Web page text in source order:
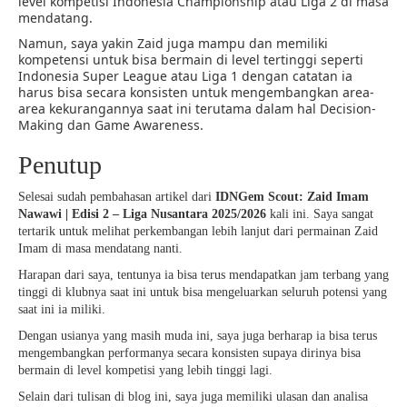
mendatang.
Namun, saya yakin Zaid juga mampu dan memiliki
kompetensi untuk bisa bermain di level tertinggi seperti
Indonesia Super League atau Liga 1 dengan catatan ia
harus bisa secara konsisten untuk mengembangkan area-
area kekurangannya saat ini terutama dalam hal Decision-
Making dan Game Awareness.
Penutup
Selesai sudah pembahasan artikel dari IDNGem Scout: Zaid Imam
Nawawi | Edisi 2 – Liga Nusantara 2025/2026 kali ini. Saya sangat
tertarik untuk melihat perkembangan lebih lanjut dari permainan Zaid
Imam di masa mendatang nanti.
Harapan dari saya, tentunya ia bisa terus mendapatkan jam terbang yang
tinggi di klubnya saat ini untuk bisa mengeluarkan seluruh potensi yang
saat ini ia miliki.
Dengan usianya yang masih muda ini, saya juga berharap ia bisa terus
mengembangkan performanya secara konsisten supaya dirinya bisa
bermain di level kompetisi yang lebih tinggi lagi.
Selain dari tulisan di blog ini, saya juga memiliki ulasan dan analisa